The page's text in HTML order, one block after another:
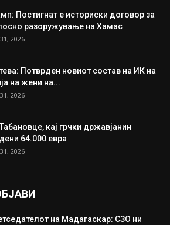
Постигнат е историски договор за
разоружување на Хамас
2026
Потврден новиот состав на ИК на
на жени на...
2026
кај грчки државјанин
64.000 евра
2026
на Мадагаскар: СЗО ни